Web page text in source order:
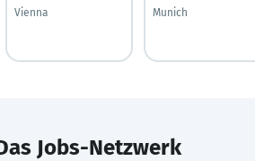
Vienna
Munich
Jobs-Netzwerk